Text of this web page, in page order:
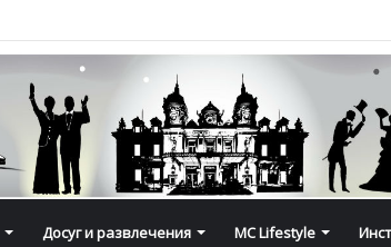
Досуг и развлечения MC Lifestyle